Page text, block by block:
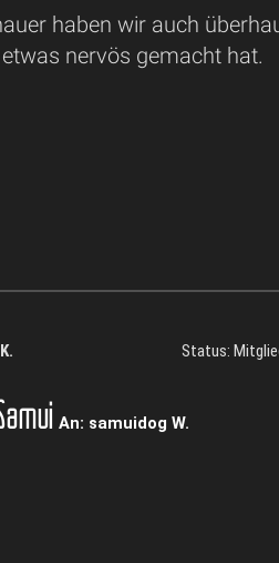
haben wir auch
nervös gemacht hat.
Status:
An: samuidog W.